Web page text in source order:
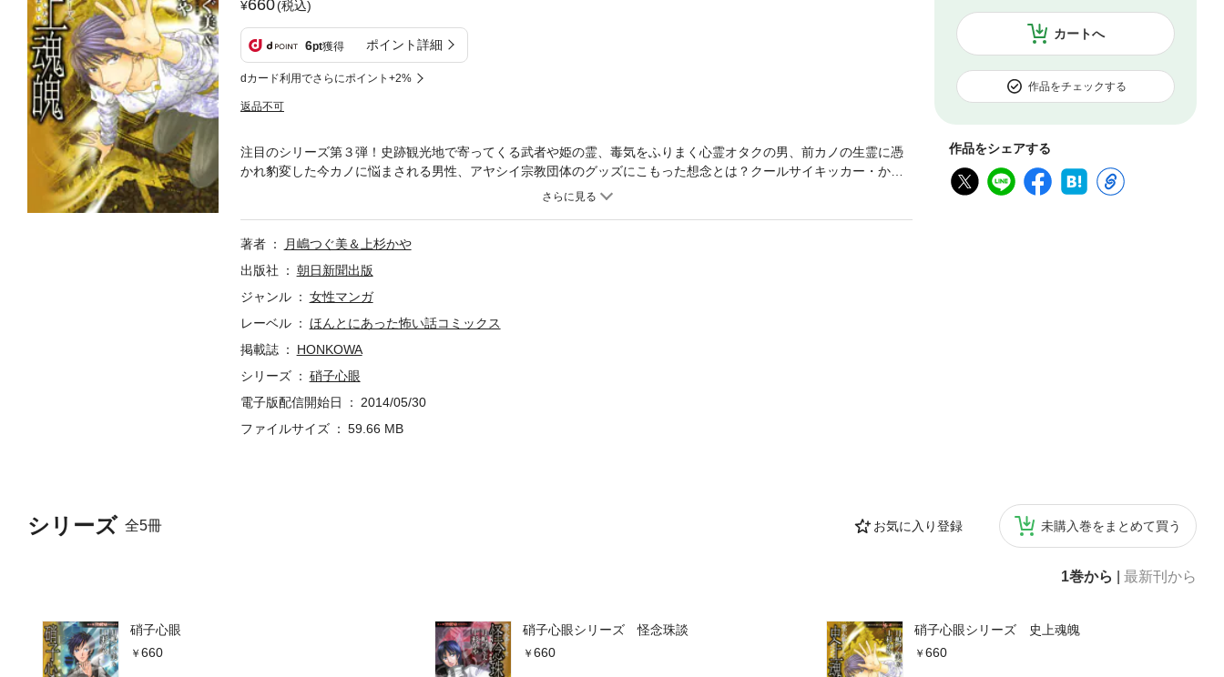
660(税込)
6pt獲得 ポイント詳細
dカード利用でさらにポイント+2%
返品不可
カートへ
作品をチェックする
作品をシェアする
シリーズ 全5冊 お気に入り登録 未購入巻をまとめて買う
1巻から 最新刊から
硝子心眼
660
硝子心眼シリーズ 怪念珠談
660
硝子心眼シリーズ 史上魂魄
660
注目のシリーズ第３弾！史跡観光地で寄ってくる武者や姫の霊、毒気をふりまく心霊オタクの男、前カノの生霊に憑
かれ豹変した今カノに悩まされる男性、アヤシイ宗教団体のグッズにこもった想念とは？クールサイキッカー・かや
著者
月嶋つぐ美＆上杉かや
出版社
朝日新聞出版
ジャンル
女性マンガ
レーベル
ほんとにあった怖い話コミックス
掲載誌
HONKOWA
シリーズ
硝子心眼
電子版配信開始日
2014/05/30
ファイルサイズ
59.66 MB